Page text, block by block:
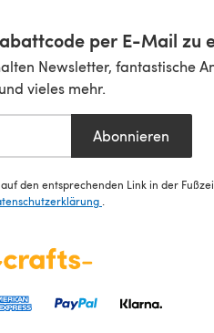
per E-Mail zu
Newsletter, fantastische
vieles mehr.
Abonnieren
den entsprechenden Link in der
.